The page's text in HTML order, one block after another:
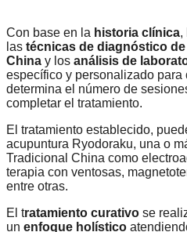
Con base en la historia clínica,
las técnicas de diagnóstico
China y los análisis de
específico y personalizado para
determina el número de
completar el tratamiento.
El tratamiento establecido,
acupuntura Ryodoraku, una o
Tradicional China como
terapia con ventosas,
entre otras.
El tratamiento curativo se
un enfoque holístico